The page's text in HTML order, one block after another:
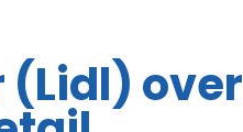
(Lidl) over